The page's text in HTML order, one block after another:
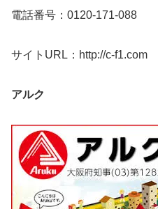
電話番号：0120-171-088
サイトURL：http://c-f1.com
アルク